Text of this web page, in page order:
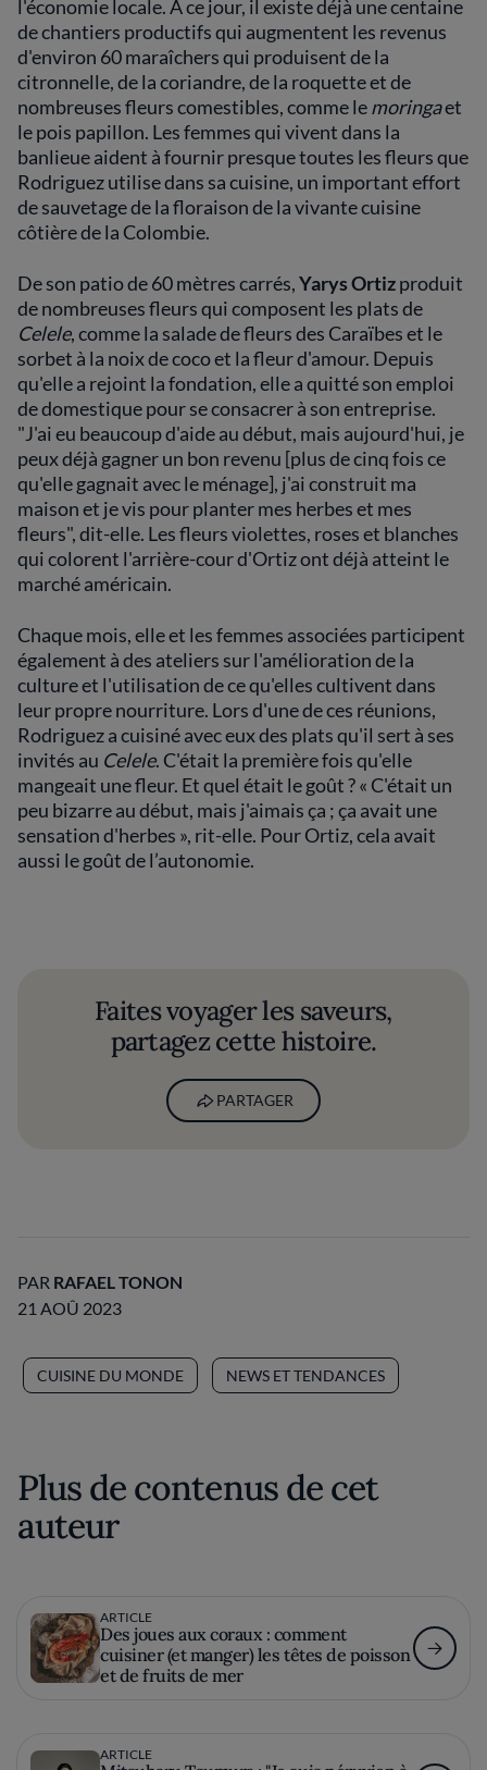
l'économie locale. A ce jour, il existe déjà une centaine
de chantiers productifs qui augmentent les revenus
d'environ 60 maraîchers qui produisent de la
citronnelle, de la coriandre, de la roquette et de
nombreuses fleurs comestibles, comme lemoringaet
le pois papillon. Les femmes qui vivent dans la
banlieue aident à fournir presque toutes les fleurs que
Rodriguez utilise dans sa cuisine, un important effort
de sauvetage de la floraison de la vivante cuisine
côtière de la Colombie.
De son patio de 60 mètres carrés,Yarys Ortizproduit
de nombreuses fleurs qui composent les plats de
Celele, comme la salade de fleurs des Caraïbes et le
sorbet à la noix de coco et la fleur d'amour. Depuis
qu'elle a rejoint la fondation, elle a quitté son emploi
de domestique pour se consacrer à son entreprise.
"J'ai eu beaucoup d'aide au début, mais aujourd'hui, je
peux déjà gagner un bon revenu [plus de cinq fois ce
qu'elle gagnait avec le ménage], j'ai construit ma
maison et je vis pour planter mes herbes et mes
fleurs", dit-elle. Les fleurs violettes, roses et blanches
qui colorent l'arrière-cour d'Ortiz ont déjà atteint le
marché américain.
Chaque mois, elle et les femmes associées participent
également à des ateliers sur l'amélioration de la
culture et l'utilisation de ce qu'elles cultivent dans
leur propre nourriture. Lors d'une de ces réunions,
Rodriguez a cuisiné avec eux des plats qu'il sert à ses
invités au Celele. C'était la première fois qu'elle
mangeait une fleur. Et quel était le goût ? « C'était un
peu bizarre au début, mais j'aimais ça ; ça avait une
sensation d'herbes », rit-elle. Pour Ortiz, cela avait
aussi le goût de l’autonomie.
Faites voyager les saveurs,
partagez cette histoire.
PARTAGER
PAR RAFAEL TONON
21 AOÛ 2023
CUISINE DU MONDE NEWS ET TENDANCES
Plus de contenus de cet
auteur
ARTICLE
Des joues aux coraux : comment
cuisiner (et manger) les têtes de poisson
et de fruits de mer
ARTICLE